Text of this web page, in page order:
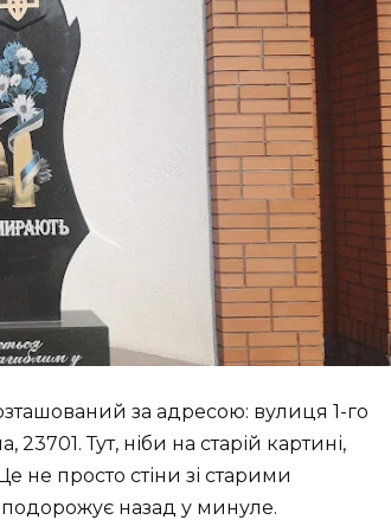
за адресою: вулиця 1-го
Тут, ніби на старій картині,
не просто стіни зі старими
назад у минуле.